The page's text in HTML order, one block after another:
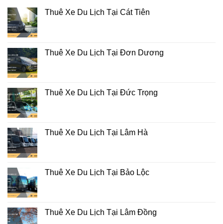
Thuê Xe Du Lịch Tại Cát Tiên
Thuê Xe Du Lịch Tại Đơn Dương
Thuê Xe Du Lịch Tại Đức Trọng
Thuê Xe Du Lịch Tại Lâm Hà
Thuê Xe Du Lịch Tại Bảo Lộc
Thuê Xe Du Lịch Tại Lâm Đồng